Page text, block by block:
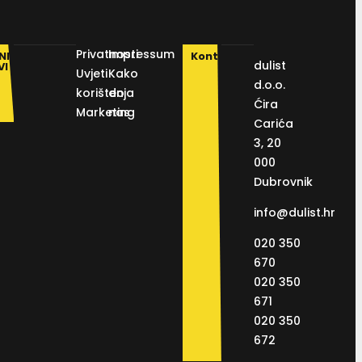
Privatnosti
Uvjeti
korištenja
Marketing
Impressum
Kako
do
nas
Kontakt
dulist
d.o.o.
Ćira
Carića
3, 20
000
Dubrovnik
info@dulist.hr
020 350
670
020 350
671
020 350
672